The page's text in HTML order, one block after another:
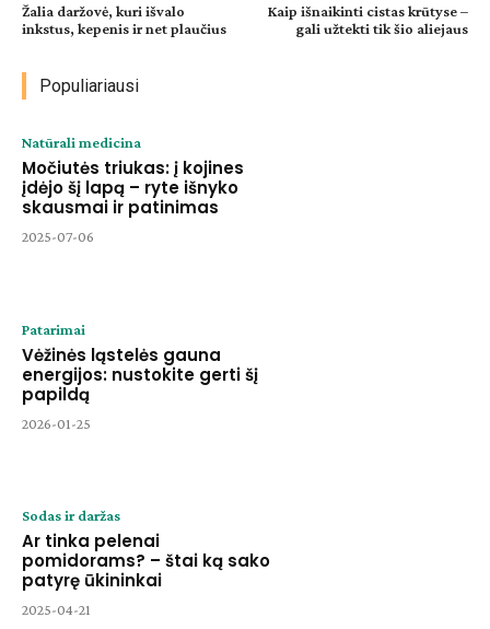
Žalia daržovė, kuri išvalo
inkstus, kepenis ir net plaučius
Kaip išnaikinti cistas krūtyse –
gali užtekti tik šio aliejaus
Populiariausi
Natūrali medicina
Močiutės triukas: į kojines
įdėjo šį lapą – ryte išnyko
skausmai ir patinimas
2025-07-06
Patarimai
Vėžinės ląstelės gauna
energijos: nustokite gerti šį
papildą
2026-01-25
Sodas ir daržas
Ar tinka pelenai
pomidorams? – štai ką sako
patyrę ūkininkai
2025-04-21